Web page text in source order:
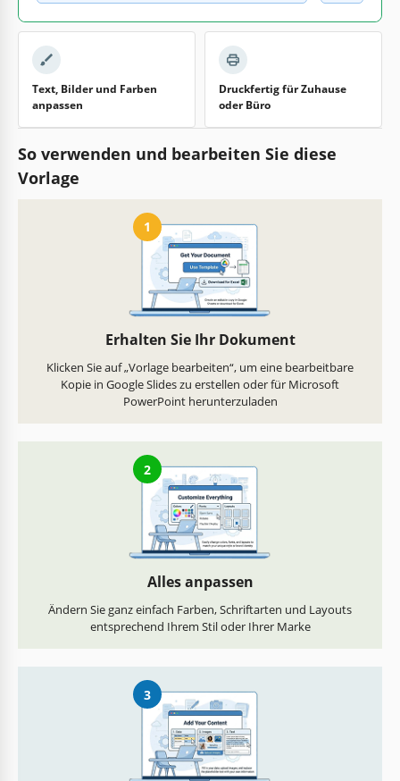
Text, Bilder und Farben
anpassen
Druckfertig für Zuhause
oder Büro
So verwenden und bearbeiten Sie diese
Vorlage
1
Erhalten Sie Ihr Dokument
Klicken Sie auf „Vorlage bearbeiten“, um eine bearbeitbare
Kopie in Google Slides zu erstellen oder für Microsoft
PowerPoint herunterzuladen
2
Alles anpassen
Ändern Sie ganz einfach Farben, Schriftarten und Layouts
entsprechend Ihrem Stil oder Ihrer Marke
3